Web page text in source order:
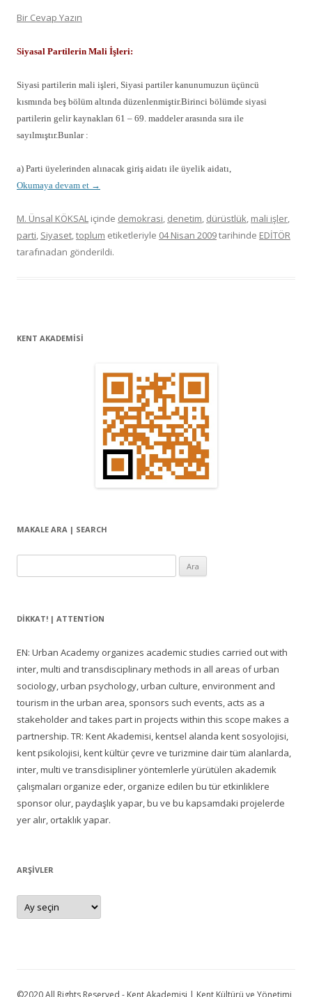
Bir Cevap Yazın
Siyasal Partilerin Mali İşleri:
Siyasi partilerin mali işleri, Siyasi partiler kanunumuzun üçüncü
kısmında beş bölüm altında düzenlenmiştir.Birinci bölümde siyasi
partilerin gelir kaynakları 61 – 69. maddeler arasında sıra ile
sayılmıştır.Bunlar :
a) Parti üyelerinden alınacak giriş aidatı ile üyelik aidatı,
Okumaya devam et →
M. Ünsal KÖKSAL içinde demokrasi, denetim, dürüstlük, mali işler,
parti, Siyaset,toplum etiketleriyle 04 Nisan 2009tarihinde EDİTÖR
tarafınadan gönderildi.
KENT AKADEMİSİ
MAKALE ARA | SEARCH
DIKKAT! | ATTENTION
EN: Urban Academy organizes academic studies carried out with
inter, multi and transdisciplinary methods in all areas of urban
sociology, urban psychology, urban culture, environment and
tourism in the urban area, sponsors such events, acts as a
stakeholder and takes part in projects within this scope makes a
partnership. TR: Kent Akademisi, kentsel alanda kent sosyolojisi,
kent psikolojisi, kent kültür çevre ve turizmine dair tüm alanlarda,
inter, multi ve transdisipliner yöntemlerle yürütülen akademik
çalışmaları organize eder, organize edilen bu tür etkinliklere
sponsor olur, paydaşlık yapar, bu ve bu kapsamdaki projelerde
yer alır, ortaklık yapar.
ARŞIVLER
Arşivler
©2020 All Rights Reserved - Kent Akademisi | Kent Kültürü ve Yönetimi